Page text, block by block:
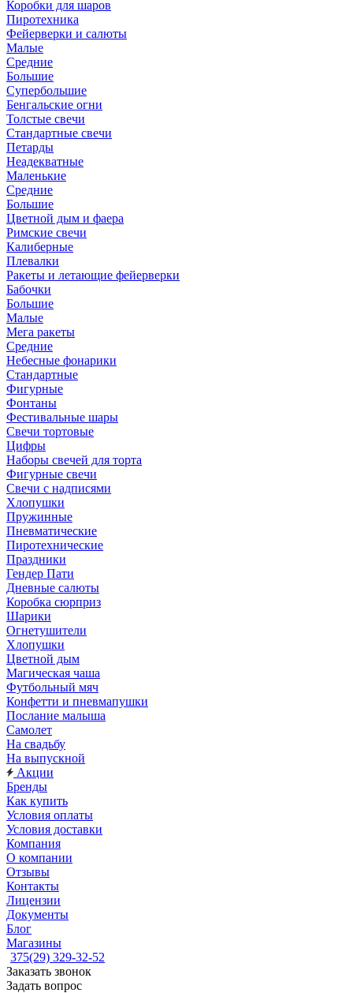
Коробки для шаров
Пиротехника
Фейерверки и салюты
Малые
Средние
Большие
Супербольшие
Бенгальские огни
Толстые свечи
Стандартные свечи
Петарды
Неадекватные
Маленькие
Средние
Большие
Цветной дым и фаера
Римские свечи
Калиберные
Плевалки
Ракеты и летающие фейерверки
Бабочки
Большие
Малые
Мега ракеты
Средние
Небесные фонарики
Стандартные
Фигурные
Фонтаны
Фестивальные шары
Свечи тортовые
Цифры
Наборы свечей для торта
Фигурные свечи
Свечи с надписями
Хлопушки
Пружинные
Пневматические
Пиротехнические
Праздники
Гендер Пати
Дневные салюты
Коробка сюрприз
Шарики
Огнетушители
Хлопушки
Цветной дым
Магическая чаша
Футбольный мяч
Конфетти и пневмапушки
Послание малыша
Самолет
На свадьбу
На выпускной
Акции
Бренды
Как купить
Условия оплаты
Условия доставки
Компания
О компании
Отзывы
Контакты
Лицензии
Документы
Блог
Магазины
375(29) 329-32-52
Заказать звонок
Задать вопрос